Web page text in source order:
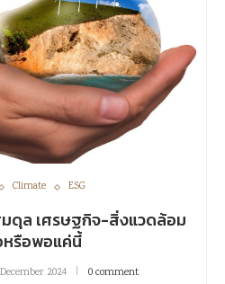
Climate ESG
มดุล เศรษฐกิจ-สิ่งแวดล้อม
รือพอแค่นี้
2024 0 comment